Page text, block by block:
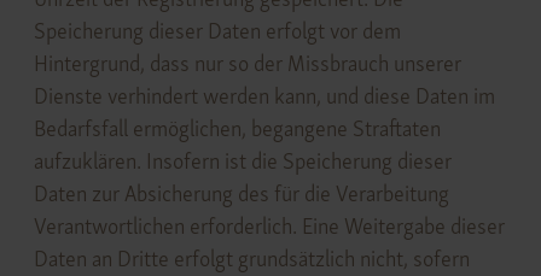
Speicherung dieser Daten erfolgt vor dem
Hintergrund, dass nur so der Missbrauch unserer
Dienste verhindert werden kann, und diese Daten im
Bedarfsfall ermöglichen, begangene Straftaten
aufzuklären. Insofern ist die Speicherung dieser
Daten zur Absicherung des für die Verarbeitung
Verantwortlichen erforderlich. Eine Weitergabe dieser
Daten an Dritte erfolgt grundsätzlich nicht, sofern